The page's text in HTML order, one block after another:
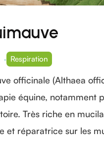
Respiration
officinale (Althaea
équine, notamment
Très riche en
et réparatrice sur les